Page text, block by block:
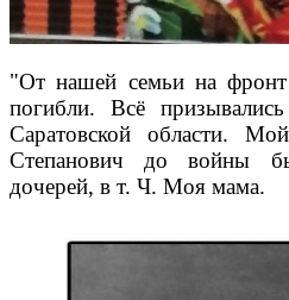
"От нашей семьи на
погибли. Всё
Саратовской области.
Степанович до войны
дочерей, в т. Ч. Моя мама.